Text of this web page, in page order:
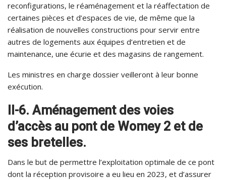
reconfigurations, le réaménagement et la réaffectation de
certaines pièces et d’espaces de vie, de même que la
réalisation de nouvelles constructions pour servir entre
autres de logements aux équipes d’entretien et de
maintenance, une écurie et des magasins de rangement.
Les ministres en charge dossier veilleront à leur bonne
exécution.
II-6. Aménagement des voies
d’accès au pont de Womey 2 et de
ses bretelles.
Dans le but de permettre l’exploitation optimale de ce pont
dont la réception provisoire a eu lieu en 2023, et d’assurer